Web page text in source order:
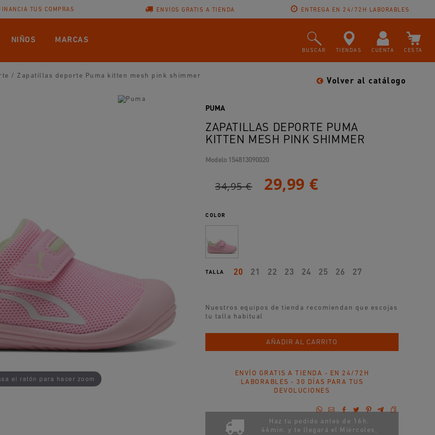
TUS COMPRAS ENVÍOS GRATIS A TIENDA ENTREGA EN 24/72H LABORABLES
NIÑOS MARCAS
CESTA
CUENTA
TIENDAS
BUSCAR
/ Zapatillas deporte Puma kitten mesh pink shimmer Volver al catálogo
el ratón para hacer zoom
ZAPATILLAS DEPORTE PUMA
KITTEN MESH PINK SHIMMER
PUMA
Modelo 154813090020
34,95 € 29,99 €
COLOR
TALLA 20 21 22 23 24 25 26 27
Nuestros equipos de tienda recomiendan que escojas
tu talla habitual
AÑADIDO AL CARRITO AÑADIR AL CARRITO
ENVÍO GRATIS A TIENDA - EN 24/72H
LABORABLES - 30 DÍAS PARA TUS
DEVOLUCIONES
Haz tu pedido antes de 16h.
44min. y te llegará el Miércoles,